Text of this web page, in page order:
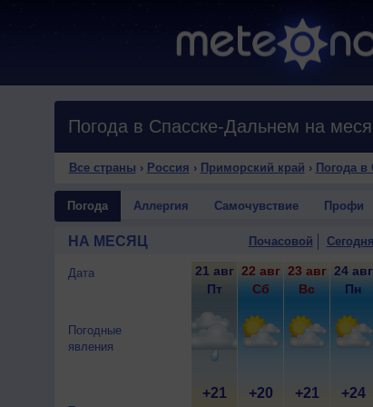
Погода в Спасске-Дальнем на
Все страны › Россия › Приморский край › Погода в
Погода Аллергия Самочувствие Профи
НА МЕСЯЦ Почасовой Сегодня
Дата
Погодные
явления
21 авг
Пт
+21
22 авг
Сб
+20
23 авг
Вс
+21
24 авг
Пн
+24